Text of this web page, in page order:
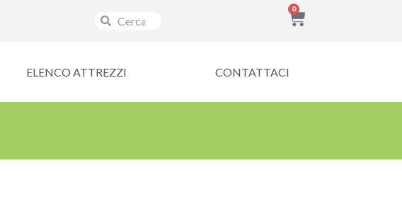
0
ELENCO ATTREZZI CONTATTACI